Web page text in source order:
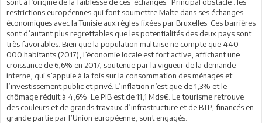
restrictions européennes qui font soumettre Malte dans ses échanges
économiques avec la Tunisie aux règles fixées par Bruxelles. Ces barrières
sont d’autant plus regrettables que les potentialités des deux pays sont
très favorables. Bien que la population maltaise ne compte que 440
000 habitants (2017), l’économie locale est fort active, affichant une
croissance de 6,6% en 2017, soutenue par la vigueur de la demande
interne, qui s’appuie à la fois sur la consommation des ménages et
l’investissement public et privé. L’inflation n’est que de 1,3% et le
chômage réduit à 4,6%. Le PIB est de 11,1 Mds€. Le tourisme retrouve
des couleurs et de grands travaux d’infrastructure et de BTP, financés en
grande partie par l’Union européenne, sont engagés.